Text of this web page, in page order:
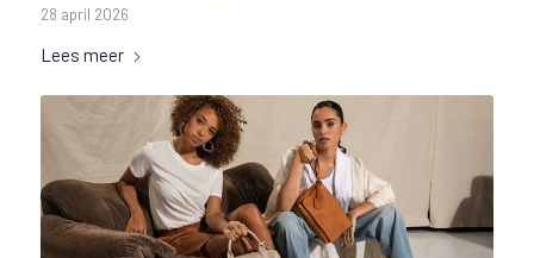
28 april 2026
Lees meer